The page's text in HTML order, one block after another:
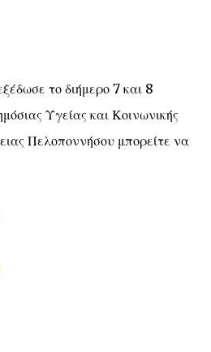
το διήμερο 7 και 8
Υγείας και Κοινωνικής
Πελοποννήσου μπορείτε να